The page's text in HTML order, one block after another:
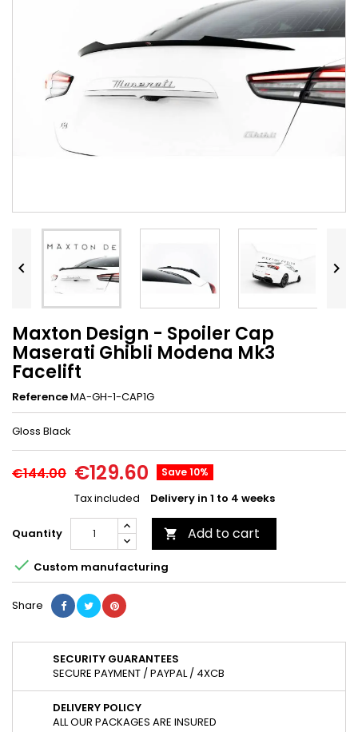
 
Maxton Design - Spoiler Cap
Maserati Ghibli Modena Mk3
Facelift
ReferenceMA-GH-1-CAP1G
Gloss Black
€144.00 €129.60 Save 10%
Tax included Delivery in 1 to 4 weeks
Quantity  Add to cart
 Custom manufacturing
Share
SECURITY GUARANTEES
SECURE PAYMENT / PAYPAL / 4XCB
DELIVERY POLICY
ALL OUR PACKAGES ARE INSURED